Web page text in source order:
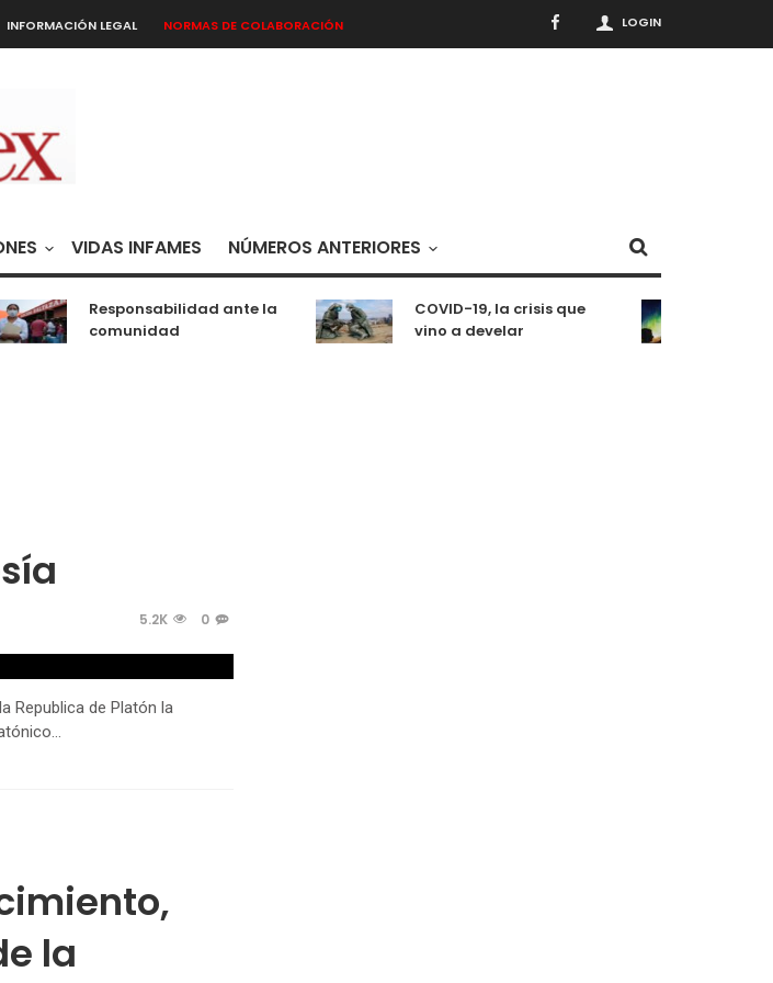
LOGIN
INFORMACIÓN LEGAL NORMAS DE COLABORACIÓN
VIDAS INFAMES NÚMEROS ANTERIORES
Responsabilidad ante la
comunidad
COVID-19, la crisis que
vino a develar
5.2K 0
Republica de Platón la
la